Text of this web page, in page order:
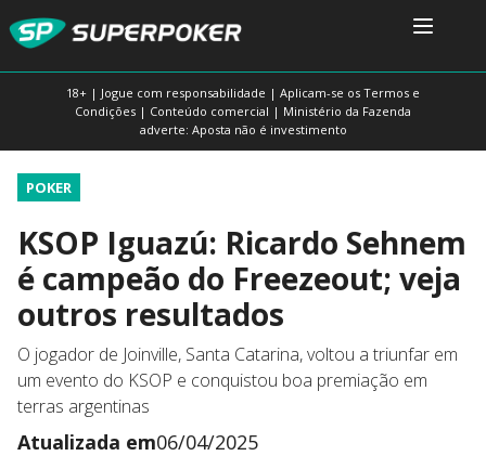
18+ | Jogue com responsabilidade | Aplicam-se os Termos e
Condições | Conteúdo comercial | Ministério da Fazenda
adverte: Aposta não é investimento
POKER
KSOP Iguazú: Ricardo Sehnem
é campeão do Freezeout; veja
outros resultados
O jogador de Joinville, Santa Catarina, voltou a triunfar em
um evento do KSOP e conquistou boa premiação em
terras argentinas
Atualizada em06/04/2025